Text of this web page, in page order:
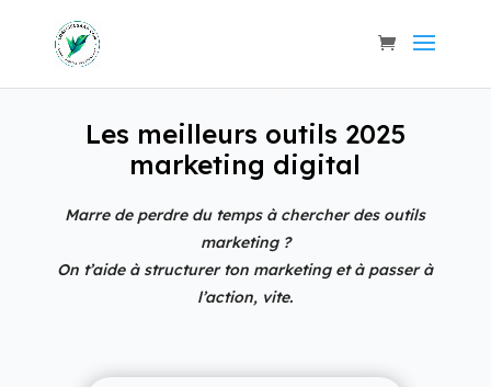
Les meilleurs outils 2025
marketing digital
Marre de perdre du temps à chercher des outils
marketing ?
On t’aide à structurer ton marketing et à passer à
l’action, vite.